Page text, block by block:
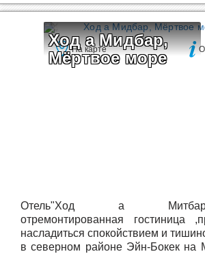
Ход а Мидбар,
Мёртвое море
На карте О
Отель"Ход а Митбар"-
отремонтированная гостиница
насладиться спокойствием и
в северном районе Эйн-Бокек на